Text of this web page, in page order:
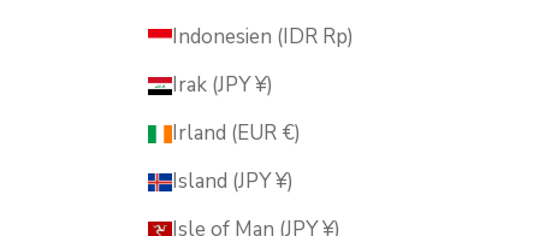
Indonesien (IDR Rp)
Irak (JPY ¥)
Irland (EUR €)
Island (JPY ¥)
Isle of Man (JPY ¥)